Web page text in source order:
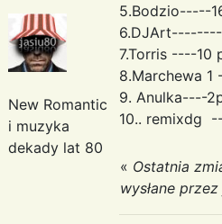
New Romantic
i muzyka
dekady lat 80
5.Bodzio-----
7.Torris ----10
8.Marchewa
9. Anulka----
10.. remixdg
« Ostatnia
wysłane